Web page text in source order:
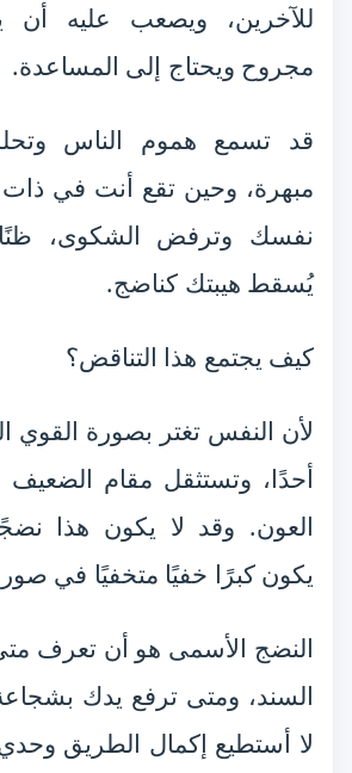
للآخرين، ويصعب عليه أن
مجروح ويحتاج إلى المساعدة.
قد تسمع هموم الناس
مبهرة، وحين تقع أنت في ذات
نفسك وترفض الشكوى،
يُسقط هيبتك كناضج.
كيف يجتمع هذا التناقض؟
لأن النفس تغتر بصورة القوي
أحدًا، وتستثقل مقام
العون. وقد لا يكون هذا
يكون كبرًا خفيًا متخفيًا في
النضج الأسمى هو أن تعرف
السند، ومتى ترفع يدك
لا أستطيع إكمال الطريق